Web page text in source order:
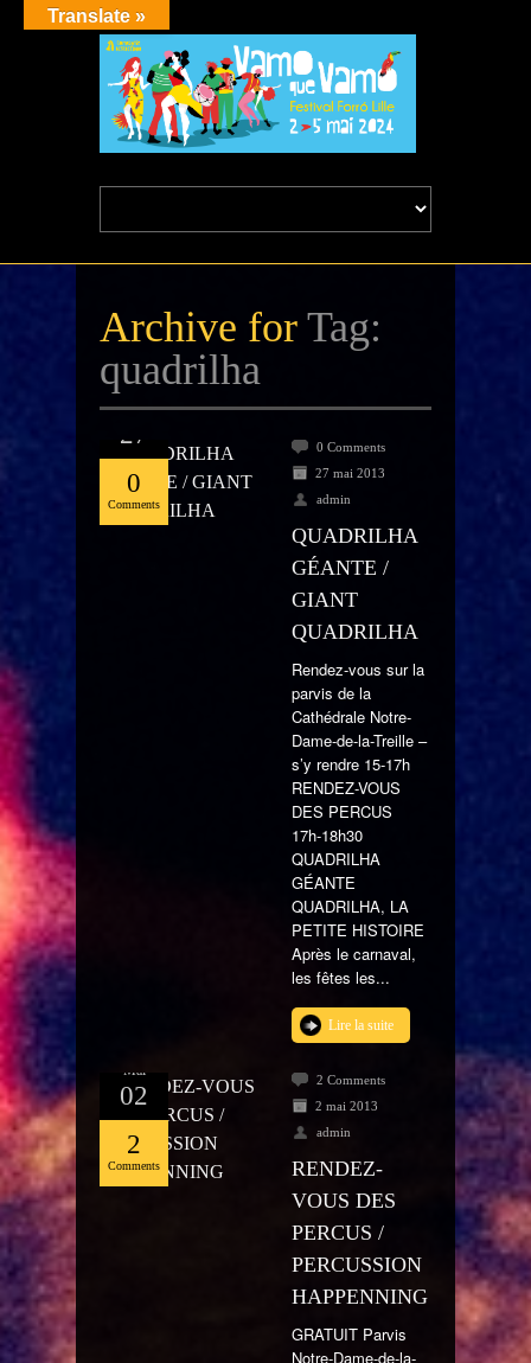
Archive for Tag:
quadrilha
Mai
27
0
Comments
0 Comments
27 mai 2013
admin
QUADRILHA
GÉANTE /
GIANT
QUADRILHA
Rendez-vous sur la
parvis de la
Cathédrale Notre-
Dame-de-la-Treille –
s’y rendre 15-17h
RENDEZ-VOUS
DES PERCUS
17h-18h30
QUADRILHA
GÉANTE
QUADRILHA, LA
PETITE HISTOIRE
Après le carnaval,
les fêtes les...
Lire la suite
Mai
02
2
Comments
2 Comments
2 mai 2013
admin
RENDEZ-
VOUS DES
PERCUS /
PERCUSSION
HAPPENNING
GRATUIT Parvis
Notre-Dame-de-la-
Translate »